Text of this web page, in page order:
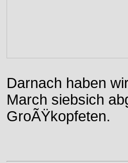
Darnach haben
March siebsich
GroÃŸkopfeten.